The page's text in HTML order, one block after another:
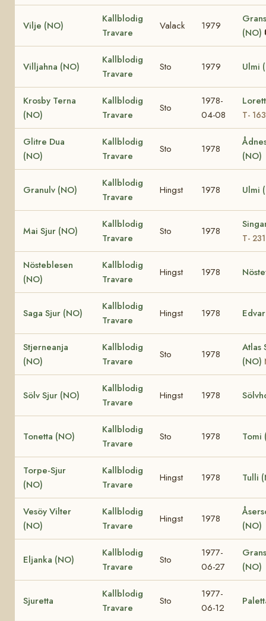
Vilje (NO)
Kallblodig
Travare
Valack 1979
(NO)
Villjahna (NO)
Kallblodig
Travare
Sto 1979 Ulmi
Krosby Terna
(NO)
Kallblodig
Travare
Sto
1978-
04-08
T-
Glitre Dua
(NO)
Kallblodig
Travare
Sto 1978
(NO)
Granulv (NO)
Kallblodig
Travare
Hingst 1978 Ulmi
Mai Sjur (NO)
Kallblodig
Travare
Sto 1978
T-
Nösteblesen
(NO)
Kallblodig
Travare
Hingst 1978
Saga Sjur (NO)
Kallblodig
Travare
Hingst 1978
Stjerneanja
(NO)
Kallblodig
Travare
Sto 1978
Atlas
(NO)
Sölv Sjur (NO)
Kallblodig
Travare
Hingst 1978
Tonetta (NO)
Kallblodig
Travare
Sto 1978 Tomi
Torpe-Sjur
(NO)
Kallblodig
Travare
Hingst 1978 Tulli
Vesöy Vilter
(NO)
Kallblodig
Travare
Hingst 1978
(NO)
Eljanka (NO)
Kallblodig
Travare
Sto
1977-
06-27
(NO)
Sjuretta
Kallblodig
Travare
Sto
1977-
06-12